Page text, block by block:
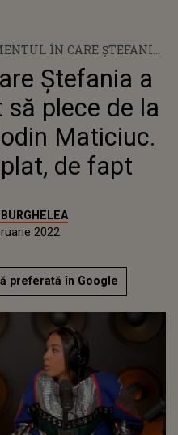
ÎN CARE ȘTEFANIA
SPEAK A VRUT SĂ PLECE
PODCASTUL LUI CODIN
CE S-A ÎNTÂMPLAT,
Ștefania a
să plece de la
Maticiuc.
de fapt
2022
preferată în Google